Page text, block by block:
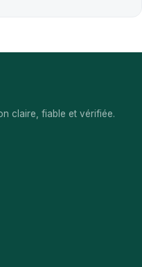
claire, fiable et vérifiée.